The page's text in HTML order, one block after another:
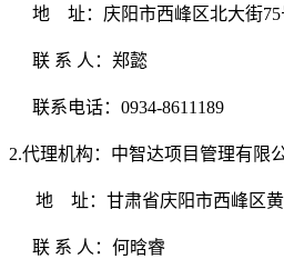
地 址：庆阳市西峰区北大街75
联 系 人：郑懿
联系电话： 0934-8611189
2.代理机构：中智达项目管理有限
地 址：甘肃省庆阳市西峰区
联 系 人：何晗睿